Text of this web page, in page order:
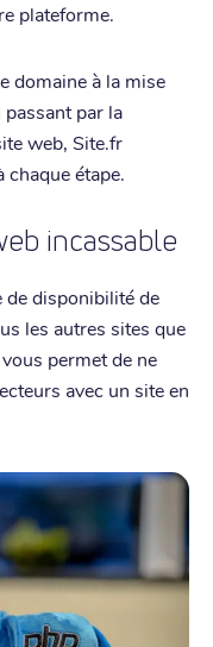
plateforme.
domaine à la mise
par la
web, Site.fr
chaque étape.
incassable
de disponibilité de
les autres sites que
permet de ne
avec un site en